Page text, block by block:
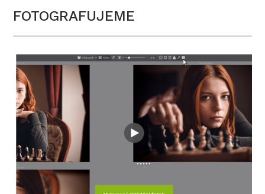
FOTOGRAFUJEME